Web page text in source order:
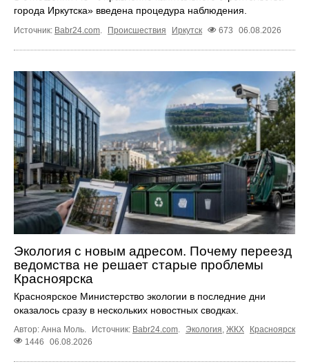
города Иркутска» введена процедура наблюдения.
Источник: Babr24.com Происшествия Иркутск 673 06.08.2026
Экология с новым адресом. Почему переезд
ведомства не решает старые проблемы
Красноярска
Красноярское Министерство экологии в последние дни
оказалось сразу в нескольких новостных сводках.
Автор: Анна Моль. Источник: Babr24.com. Экология, ЖКХ
Красноярск
1446
06.08.2026